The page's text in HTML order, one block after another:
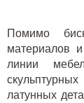
Помимо
материалов
линии
латунных